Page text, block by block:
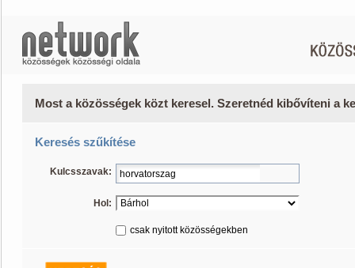
Most a közösségek közt keresel. Szeretnéd kibővíteni a
Keresés szűkítése
Kulcsszavak:
Hol:
csak nyitott közösségekben